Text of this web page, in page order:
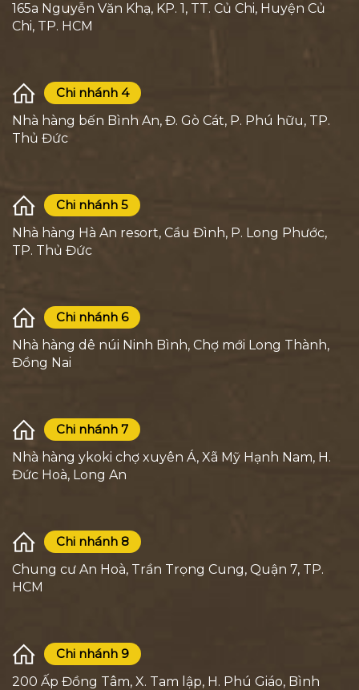
165a Nguyễn Văn Khạ, KP. 1, TT. Củ Chi, Huyện Củ
Chi, TP. HCM
Chi nhánh 4
Nhà hàng bến Bình An, Đ. Gò Cát, P. Phú hữu, TP.
Thủ Đức
Chi nhánh 5
Nhà hàng Hà An resort, Cầu Đình, P. Long Phước,
TP. Thủ Đức
Chi nhánh 6
Nhà hàng dê núi Ninh Bình, Chợ mới Long Thành,
Đồng Nai
Chi nhánh 7
Nhà hàng ykoki chợ xuyên Á, Xã Mỹ Hạnh Nam, H.
Đức Hoà, Long An
Chi nhánh 8
Chung cư An Hoà, Trần Trọng Cung, Quận 7, TP.
HCM
Chi nhánh 9
200 Ấp Đồng Tâm, X. Tam lập, H. Phú Giáo, Bình